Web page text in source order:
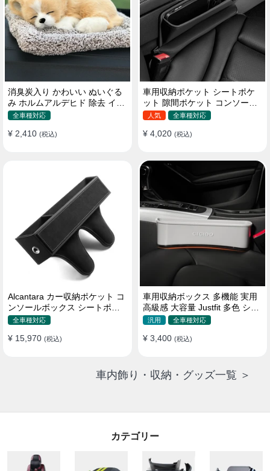
消臭炭入り かわいい ぬいぐる
み ホルムアルデヒド 除去 イン
テリア 贈り物
全車種対応
¥ 2,410 (税込)
車用収納ポケット シートポケ
ット 隙間ポケット コンソール
ボックス カー用品
人気 全車種対応
¥ 4,020 (税込)
Alcantara カー収納ポケット コ
ンソールボックス シートポケ
ット 隙間ポケットセット
全車種対応
¥ 15,970 (税込)
車用収納ボックス 多機能 実用
高級感 大容量 Justfit 多色 シー
トポケット ギャップ 隙間収納
汎用 全車種対応
¥ 3,400 (税込)
車内飾り・収納・グッズ一覧 ＞
カテゴリー